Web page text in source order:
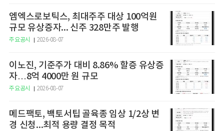
엠엑스로보틱스, 최대주주 대상 100억원
규모 유상증자... 신주 328만주 발행
주요공시 2026-08-07
이노진, 기준주가 대비 8.86% 할증 유상증
자…8억 4000만 원 규모
주요공시 2026-08-07
메드팩토, 백토서팁 골육종 임상 1/2상 변
경 신청...최적 용량 결정 목적